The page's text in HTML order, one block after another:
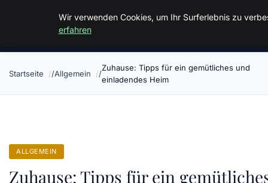
Malzminden
Startseite Allgemein
Zuhause: Tipps für ein gemütliches und
einladendes Heim
ALLGEMEIN
Zuhause: Tipps für ein
Wir verwenden Cookies, um Ihr Surferlebnis zu
erfahren